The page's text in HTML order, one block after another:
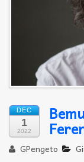
Improvizáció
DEC
1
2022
GPengeto